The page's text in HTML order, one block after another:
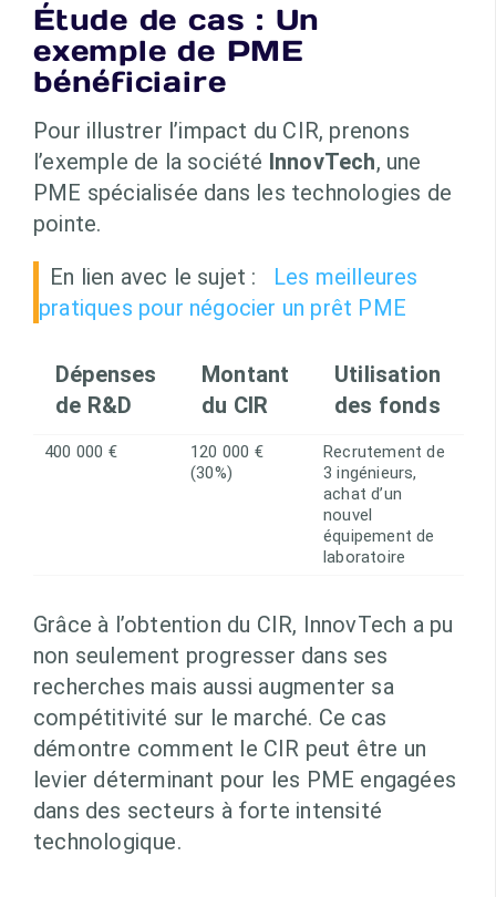
Étude de cas : Un
exemple de PME
bénéficiaire
Pour illustrer l’impact du CIR, prenons
l’exemple de la société InnovTech, une
PME spécialisée dans les technologies de
pointe.
En lien avec le sujet :
Les meilleures
pratiques pour négocier un prêt PME
Dépenses
de R&D
Montant
du CIR
Utilisation
des fonds
400 000 €
120 000 €
(30%)
Recrutement de
3 ingénieurs,
achat d’un
nouvel
équipement de
laboratoire
Grâce à l’obtention du CIR, InnovTech a pu
non seulement progresser dans ses
recherches mais aussi augmenter sa
compétitivité sur le marché. Ce cas
démontre comment le CIR peut être un
levier déterminant pour les PME engagées
dans des secteurs à forte intensité
technologique.